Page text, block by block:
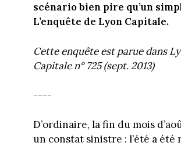
scénario bien pire qu’un
L’enquête de Lyon Capitale.
Cette enquête est parue dans
Capitale n° 725 (sept. 2013)
----
D’ordinaire, la fin du mois
un constat sinistre : l’été a